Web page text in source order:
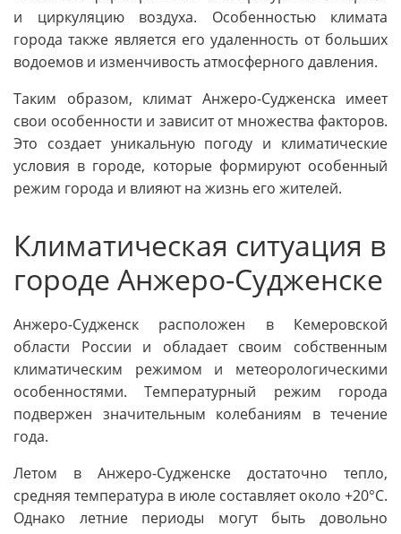
и циркуляцию воздуха. Особенностью климата
города также является его удаленность от больших
водоемов и изменчивость атмосферного давления.
Таким образом, климат Анжеро-Судженска имеет
свои особенности и зависит от множества факторов.
Это создает уникальную погоду и климатические
условия в городе, которые формируют особенный
режим города и влияют на жизнь его жителей.
Климатическая ситуация в
городе Анжеро-Судженске
Анжеро-Судженск расположен в Кемеровской
области России и обладает своим собственным
климатическим режимом и метеорологическими
особенностями. Температурный режим города
подвержен значительным колебаниям в течение
года.
Летом в Анжеро-Судженске достаточно тепло,
средняя температура в июле составляет около +20°C.
Однако летние периоды могут быть довольно